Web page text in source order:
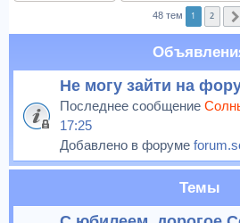
48 тем 1 2
Не могу зайти на
Последнее сообщение
17:25
Добавлено в форуме
Темы